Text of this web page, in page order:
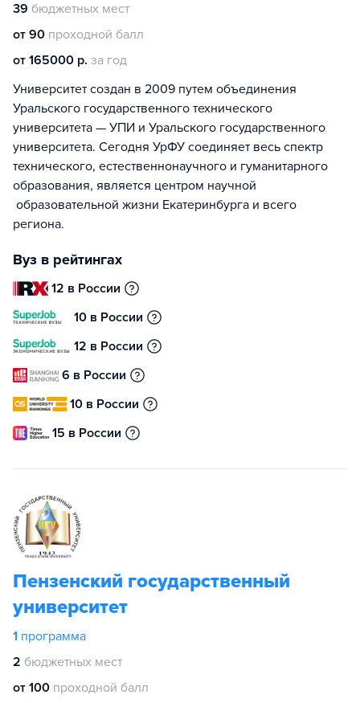
39 бюджетных мест
от 90 проходной балл
от 165000 р. за год
Университет создан в 2009 путем объединения
Уральского государственного технического
университета — УПИ и Уральского государственного
университета. Сегодня УрФУ соединяет весь спектр
технического, естественнонаучного и гуманитарного
образования, является центром научной
образовательной жизни Екатеринбурга и всего
региона.
Вуз в рейтингах
12 в России
10 в России
12 в России
6 в России
10 в России
15 в России
Пензенский государственный
университет
1 программа
2 бюджетных мест
от 100 проходной балл